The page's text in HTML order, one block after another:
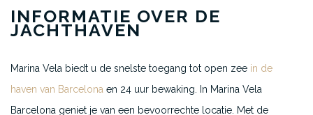
INFORMATIE OVER DE
JACHTHAVEN
Marina Vela biedt u de snelste toegang tot open zee in de
haven van Barcelona en 24 uur bewaking. In Marina Vela
Barcelona geniet je van een bevoorrechte locatie. Met de